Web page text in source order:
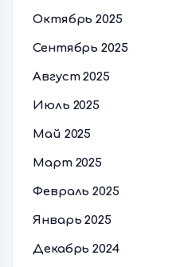
Октябрь 2025
Сентябрь 2025
Август 2025
Июль 2025
Май 2025
Март 2025
Февраль 2025
Январь 2025
Декабрь 2024